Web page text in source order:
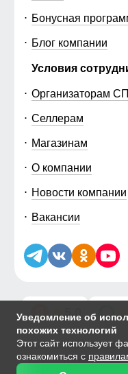
Уведомление об
похожих технологий
Этот сайт использует
ознакомиться с
Бонусная
Блог компании
Условия
Организаторам СП
Селлерам
Магазинам
О компании
Новости компании
Вакансии
5.0
© 2014-2026 ООО
Продажа одежды мелким и